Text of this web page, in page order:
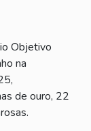
Objetivo
na
de ouro, 22